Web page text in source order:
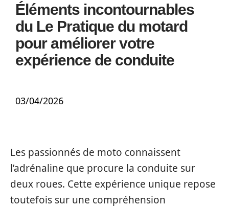
Éléments incontournables
du Le Pratique du motard
pour améliorer votre
expérience de conduite
03/04/2026
Les passionnés de moto connaissent
l’adrénaline que procure la conduite sur
deux roues. Cette expérience unique repose
toutefois sur une compréhension